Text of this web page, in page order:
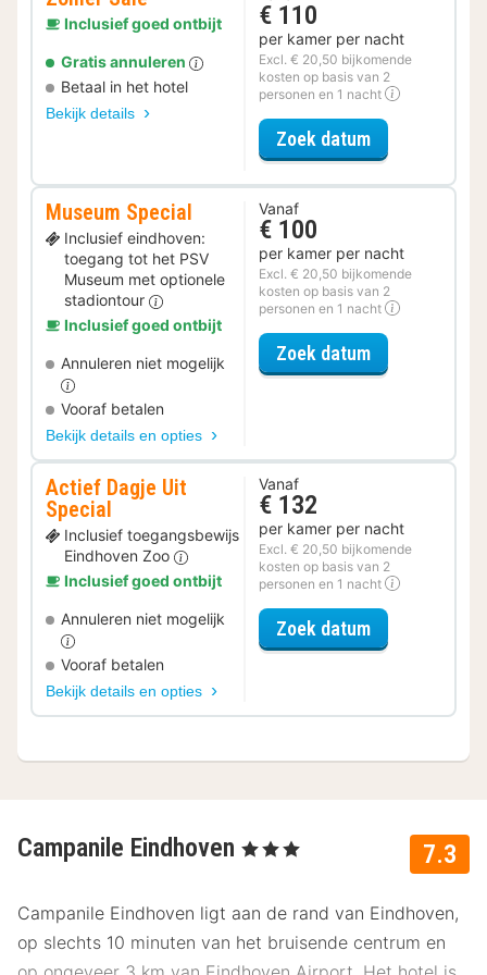
Inclusief goed ontbijt
Gratis annuleren
Betaal in het hotel
Bekijk details
€ 110
per kamer per nacht
Excl. € 20,50 bijkomende
kosten op basis van 2
personen en 1 nacht
Zoek datumvoor Zomer
Museum Special
Inclusief eindhoven:
toegang tot het PSV
Museum met optionele
stadiontour
Inclusief goed ontbijt
Annuleren niet mogelijk
Vooraf betalen
Bekijk details en opties
Vanaf
€ 100
per kamer per nacht
Excl. € 20,50 bijkomende
kosten op basis van 2
personen en 1 nacht
Zoek datumvoor Museum
Actief Dagje Uit
Special
Inclusief toegangsbewijs
Eindhoven Zoo
Inclusief goed ontbijt
Annuleren niet mogelijk
Vooraf betalen
Bekijk details en opties
Vanaf
€ 132
per kamer per nacht
Excl. € 20,50 bijkomende
kosten op basis van 2
personen en 1 nacht
Zoek datumvoor Actief
7.3
Campanile Eindhoven , 3 Sterren
Campanile Eindhoven ligt aan de rand van Eindhoven,
op slechts 10 minuten van het bruisende centrum en